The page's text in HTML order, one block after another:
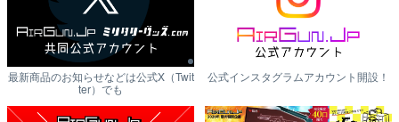
最新商品のお知らせなどは公式X（Twit
ter）でも
公式インスタグラムアカウント開設！